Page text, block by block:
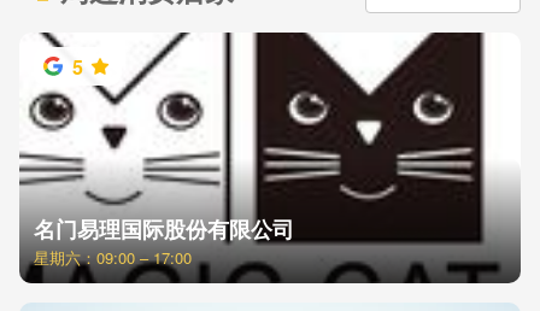
5
名门易理国际股份有限公司
星期六：09:00 – 17:00